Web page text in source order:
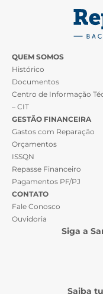
QUEM SOMOS
Histórico
Documentos
Centro de Informação
– CIT
GESTÃO FINANCEIRA
Gastos com Reparação
Orçamentos
ISSQN
Repasse Financeiro
Pagamentos PF/PJ
CONTATO
Fale Conosco
Ouvidoria
Siga a
Saiba